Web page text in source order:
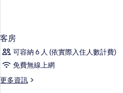
客房
可容納 6 人 (依實際入住人數計費)
免費無線上網
更多資訊
更